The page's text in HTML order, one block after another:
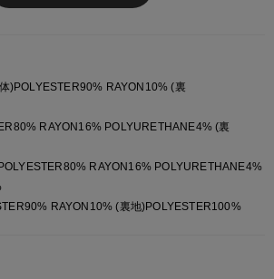
れるようなカリキュラムに取り組んでいま
制高校 #滋賀通信制高校 #大阪通信制高校 #
ト校 #ファッション学校 #京都ファッショ
ド
て、実際の商品と 若干色が異なる場合がございま
生地の部分によって 写真と異なる場合がございま
)POLYESTER90% RAYON10% (裏
RAYON16% POLYURETHANE4% (裏
RAYON16% POLYURETHANE4%
RAYON10% (裏地)POLYESTER100%